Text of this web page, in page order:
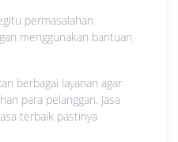
permasalahan
menggunakan bantuan
berbagai layanan agar
para pelanggan. Jasa
terbaik pastinya